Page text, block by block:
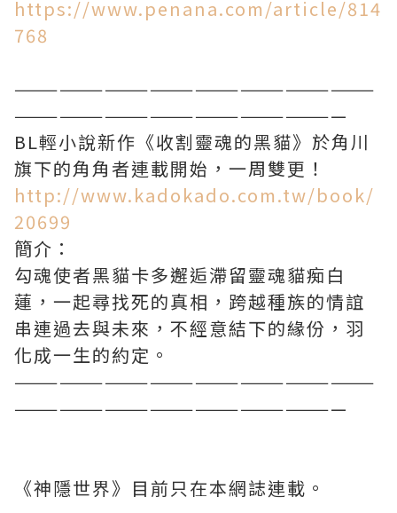
https://www.penana.com/article/814
768
————————————————————————
——————————————————————
BL輕小說新作《收割靈魂的黑貓》於角川
旗下的角角者連載開始，一周雙更！
http://www.kadokado.com.tw/book/
20699
簡介：
勾魂使者黑貓卡多邂逅滯留靈魂貓痴白
蓮，一起尋找死的真相，跨越種族的情誼
串連過去與未來，不經意結下的緣份，羽
化成一生的約定。
————————————————————————
——————————————————————
《神隱世界》目前只在本網誌連載。